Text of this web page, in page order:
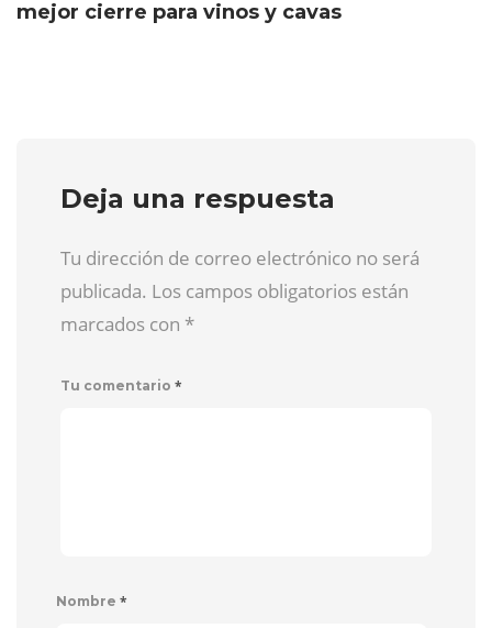
mejor cierre para vinos y cavas
Deja una respuesta
Tu dirección de correo electrónico no será
publicada. Los campos obligatorios están
marcados con *
Tu comentario *
Nombre *